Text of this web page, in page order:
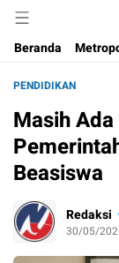
Beranda
PENDIDIKAN
Masih
Beasiswa
Redaksi
30/05/